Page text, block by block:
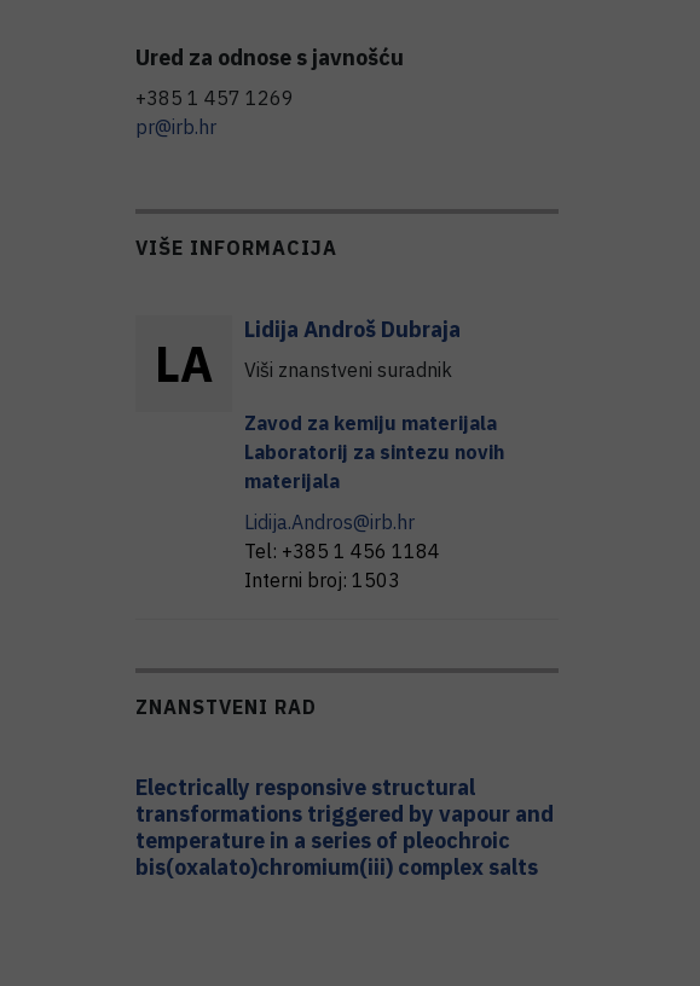
Ured za odnose s javnošću
+385 1 457 1269
pr@irb.hr
VIŠE INFORMACIJA
LA
Lidija Androš Dubraja
Viši znanstveni suradnik
Zavod za kemiju materijala
Laboratorij za sintezu novih
materijala
Lidija.Andros@irb.hr
Tel: +385 1 456 1184
Interni broj: 1503
ZNANSTVENI RAD
Electrically responsive structural
transformations triggered by vapour and
temperature in a series of pleochroic
bis(oxalato)chromium(iii) complex salts